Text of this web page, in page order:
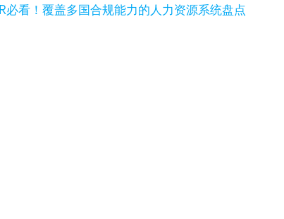
必看！覆盖多国合规能力的人力资源系统盘点